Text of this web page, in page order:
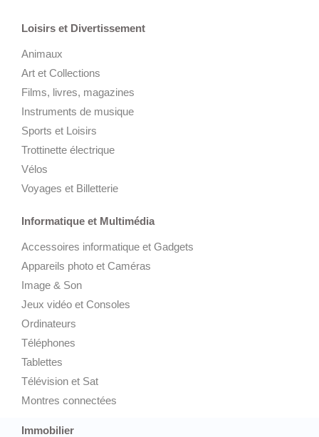
Loisirs et Divertissement
Animaux
Art et Collections
Films, livres, magazines
Instruments de musique
Sports et Loisirs
Trottinette électrique
Vélos
Voyages et Billetterie
Informatique et Multimédia
Accessoires informatique et Gadgets
Appareils photo et Caméras
Image & Son
Jeux vidéo et Consoles
Ordinateurs
Téléphones
Tablettes
Télévision et Sat
Montres connectées
Immobilier